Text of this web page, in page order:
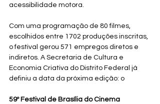
acessibilidade motora.
Com uma programação de 80 filmes,
escolhidos entre 1702 produções inscritas,
o festival gerou 571 empregos diretos e
indiretos. A Secretaria de Cultura e
Economia Criativa do Distrito Federal já
definiu a data da próxima edição: o
59º Festival de Brasília do Cinema